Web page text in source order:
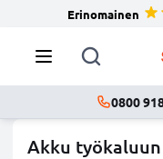
Erinomainen
0800
Akku työkaluun